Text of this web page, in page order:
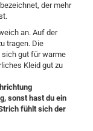
der mehr
an. Auf der
tragen. Die
sich gut für warme
Kleid gut zu
sonst hast du ein
fühlt sich der